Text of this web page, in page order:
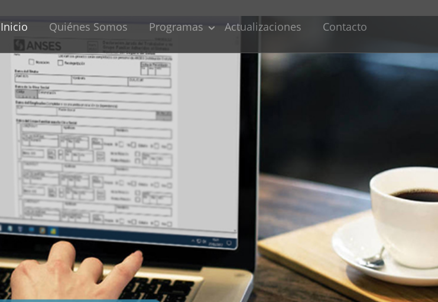
Inicio Quiénes Somos Programas Actualizaciones Contacto